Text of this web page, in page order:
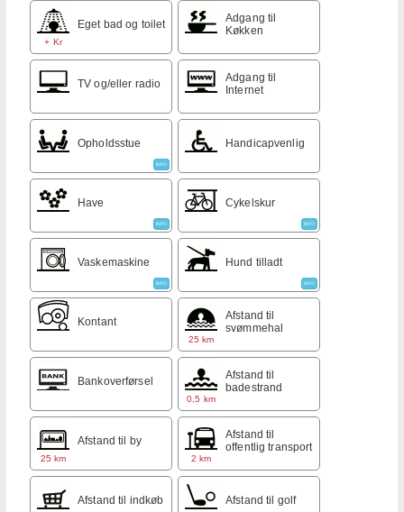
+ Kr
Eget bad og toilet
Adgang til
Køkken
TV og/eller radio
Adgang til
Internet
Opholdsstue
INFO
Handicapvenlig
Have
INFO
Cykelskur
INFO
Vaskemaskine
INFO
Hund tilladt
INFO
Kontant
25 km
Afstand til
svømmehal
Bankoverførsel
0,5 km
Afstand til
badestrand
25 km
Afstand til by
2 km
Afstand til
offentlig transport
Afstand til indkøb Afstand til golf